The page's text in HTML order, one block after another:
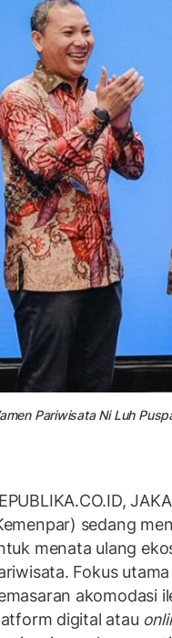
Pariwisata Ni Luh
sedang
menata ulang
Fokus
akomodasi
digital atau